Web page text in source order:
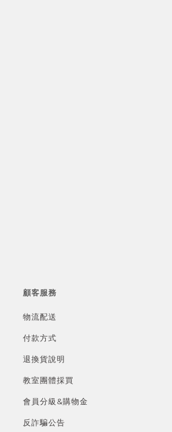
顧客服務
物流配送
付款方式
退換貨說明
教室團體採買
會員分級&購物金
反詐騙公告